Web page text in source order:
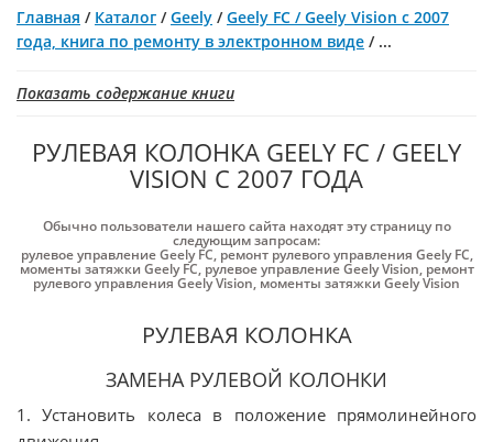
Главная / Каталог /Geely /Geely FC / Geely Vision с 2007
года, книга по ремонту в электронном виде / ...
Показать содержание книги
РУЛЕВАЯ КОЛОНКА GEELY FC / GEELY
VISION С 2007 ГОДА
Обычно пользователи нашего сайта находят эту страницу по
следующим запросам:
рулевое управление Geely FC, ремонт рулевого управления Geely FC,
моменты затяжки Geely FC, рулевое управление Geely Vision, ремонт
рулевого управления Geely Vision, моменты затяжки Geely Vision
РУЛЕВАЯ КОЛОНКА
ЗАМЕНА РУЛЕВОЙ КОЛОНКИ
1. Установить колеса в положение прямолинейного